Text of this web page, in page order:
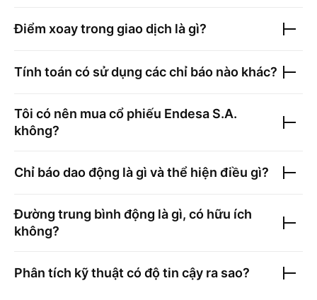
Điểm xoay trong giao dịch là gì?
Tính toán có sử dụng các chỉ báo nào khác?
Tôi có nên mua cổ phiếu Endesa S.A.
không?
Chỉ báo dao động là gì và thể hiện điều gì?
Đường trung bình động là gì, có hữu ích
không?
Phân tích kỹ thuật có độ tin cậy ra sao?